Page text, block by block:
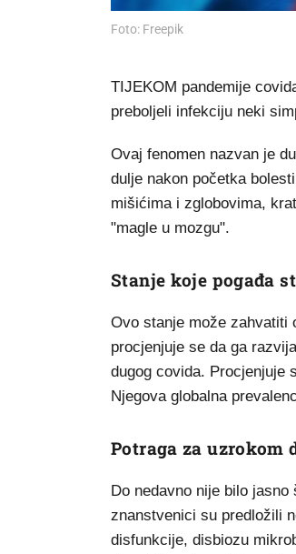
Foto: Freepik
TIJEKOM pandemije
preboljeli infekciju neki
Ovaj fenomen nazvan je
dulje nakon početka
mišićima i zglobovima,
"magle u mozgu".
Stanje koje pogađa
Ovo stanje može zahvatiti
procjenjuje se da ga
dugog covida. Procjenjuje
Njegova globalna
Potraga za uzrokom
Do nedavno nije bilo
znanstvenici su predložili
disfunkcije, disbiozu